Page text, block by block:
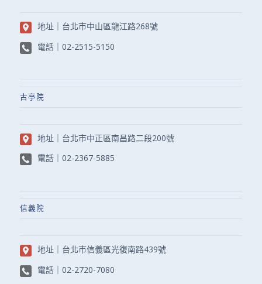
地址｜ 台北市中山區龍江路268號
電話｜ 02-2515-5150
古亭院
地址｜ 台北市中正區南昌路二段200號
電話｜ 02-2367-5885
信義院
地址｜ 台北市信義區光復南路439號
電話｜ 02-2720-7080